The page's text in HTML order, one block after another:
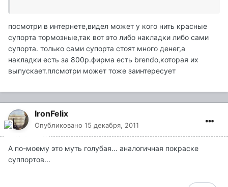
посмотри в интернете,видел может у кого нить красные
супорта тормозные,так вот это либо накладки либо сами
супорта. только сами супорта стоят много денег,а
накладки есть за 800р.фирма есть brendo,которая их
выпускает.плсмотри может тоже заинтересует
IronFelix
Опубликовано 15 декабря, 2011
А по-моему это муть голубая... аналогичная покраске
суппортов...